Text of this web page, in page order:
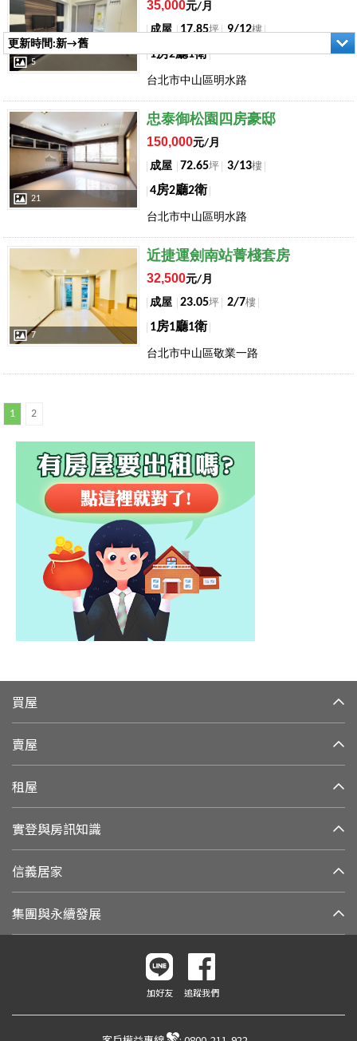
更新時間:新→舊
5
35,000元/月
成屋
17.85坪 9/12樓
1房2廳1衛
台北市中山區明水路
店長推薦
21
忠泰御松園四房豪邸
150,000元/月
成屋
72.65坪 3/13樓
4房2廳2衛
台北市中山區明水路
7
近捷運劍南站菁棧套房
32,500元/月
成屋
23.05坪 2/7樓
1房1廳1衛
台北市中山區敬業一路
1 2
買屋
賣屋
租屋
實登與房訊知識
信義居家
集團與永續發展
加好友 追蹤我們